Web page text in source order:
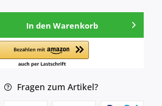
In den Warenkorb
Fragen zum Artikel?